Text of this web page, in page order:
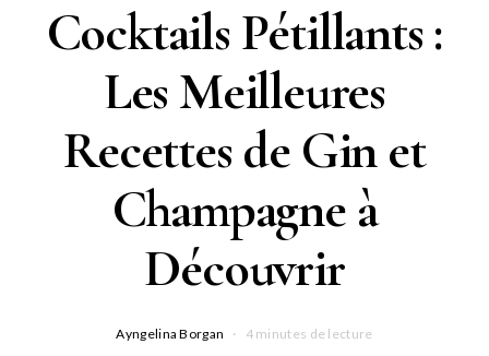
Cocktails Pétillants :
Les Meilleures
Recettes de Gin et
Champagne à
Découvrir
Ayngelina Borgan 4 minutes de lecture